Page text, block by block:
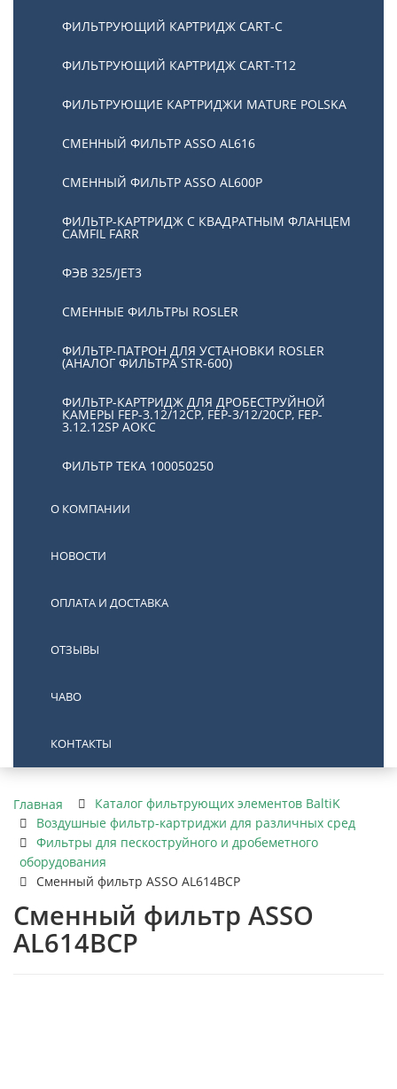
ФИЛЬТРУЮЩИЙ КАРТРИДЖ CART-C
ФИЛЬТРУЮЩИЙ КАРТРИДЖ CART-T12
ФИЛЬТРУЮЩИЕ КАРТРИДЖИ MATURE POLSKA
СМЕННЫЙ ФИЛЬТР ASSO AL616
СМЕННЫЙ ФИЛЬТР ASSO AL600P
ФИЛЬТР-КАРТРИДЖ С КВАДРАТНЫМ ФЛАНЦЕМ
CAMFIL FARR
ФЭВ 325/JET3
СМЕННЫЕ ФИЛЬТРЫ ROSLER
ФИЛЬТР-ПАТРОН ДЛЯ УСТАНОВКИ ROSLER
(АНАЛОГ ФИЛЬТРА STR-600)
ФИЛЬТР-КАРТРИДЖ ДЛЯ ДРОБЕСТРУЙНОЙ
КАМЕРЫ FEP-3.12/12СР, FEP-3/12/20CP, FEP-
3.12.12SP АОКС
ФИЛЬТР TEKA 100050250
О КОМПАНИИ
НОВОСТИ
ОПЛАТА И ДОСТАВКА
ОТЗЫВЫ
ЧАВО
КОНТАКТЫ
Главная
Каталог фильтрующих элементов BaltiK
Воздушные фильтр-картриджи для различных сред
Фильтры для пескоструйного и дробеметного
оборудования
Сменный фильтр ASSO AL614BCP
Сменный фильтр ASSO
AL614BCP